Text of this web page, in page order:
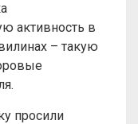
активность в
– такую
просили